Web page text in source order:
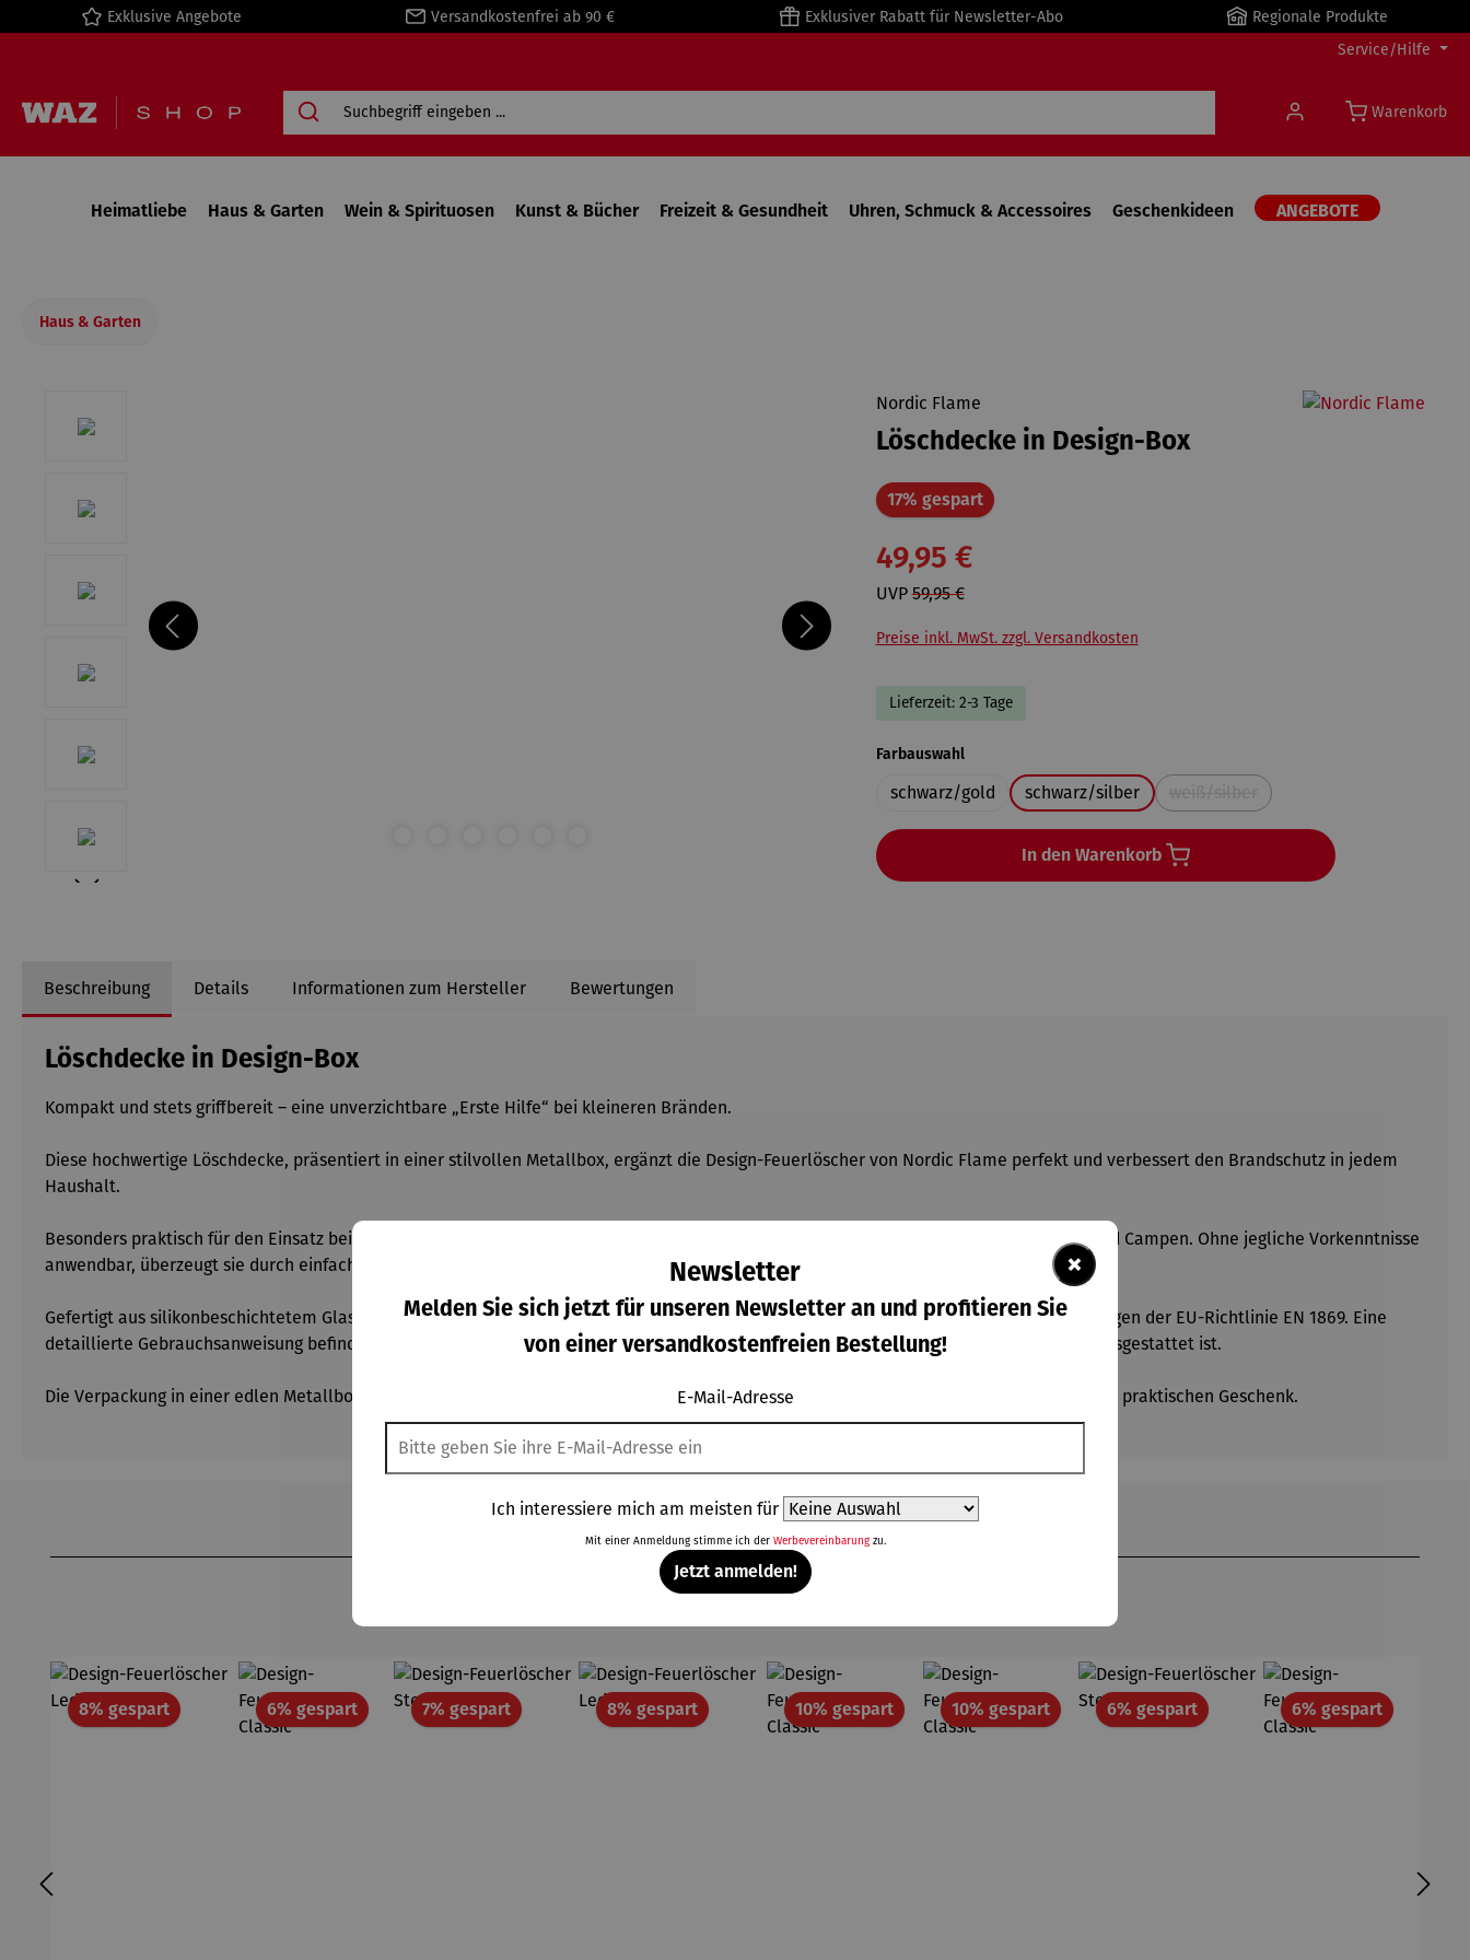
Zur Hauptnavigation springen
Exklusive Angebote Versandkostenfrei ab 90 € Exklusiver Rabatt für Newsletter-Abo
Regionale Produkte
Service/Hilfe
Warenkorb
Heimatliebe Haus & Garten Wein & Spirituosen Kunst & Bücher Freizeit & Gesundheit Uhren, Schmuck & Accessoires Geschenkideen ANGEBOTE
Haus & Garten
Nordic Flame
Löschdecke in Design-Box
17% gespartRabatt
49,95 €
UVP59,95 €
Preise inkl. MwSt. zzgl. Versandkosten
Lieferzeit: 2-3 Tage
Farbauswahlauswählen
schwarz/gold schwarz/silber
(Diese Option ist zurzeit nicht
In den Warenkorb
Beschreibung Details Informationen zum Hersteller Bewertungen
Löschdecke in Design-Box
Kompakt und stets griffbereit – eine unverzichtbare „Erste Hilfe“ bei kleineren Bränden.
Diese hochwertige Löschdecke, präsentiert in einer stilvollen Metallbox, ergänzt die Design-Feuerlöscher von Nordic Flame perfekt und verbessert den Brandschutz in jedem
Haushalt.
Besonders praktisch für den Einsatz bei Fettbränden in der Küche, offenen Feuerstellen oder während Outdoor-Aktivitäten wie Grillen und Campen. Ohne jegliche Vorkenntnisse
anwendbar, überzeugt sie durch einfache Handhabung und Zuverlässigkeit.
Gefertigt aus silikonbeschichtetem Glasfasergewebe, bietet die Löschdecke eine hohe Hitzebeständigkeit und entspricht den Anforderungen der EU-Richtlinie EN 1869. Eine
detaillierte Gebrauchsanweisung befindet sich auf der Rückseite der Box, die zusätzlich mit einer leicht montierbaren Wandhalterung ausgestattet ist.
Die Verpackung in einer edlen Metallbox mit Metallemblem macht sie nicht nur funktional, sondern auch zu einem geschmackvollen und praktischen Geschenk.
Weitere Produkte
8% gespartRabatt 6% gespartRabatt 7% gespartRabatt 8% gespartRabatt 10% gespartRabatt 10% gespartRabatt 6% gespartRabatt 6% gespartRabatt
×
Newsletter
Melden Sie sich jetzt für unseren Newsletter an und profitieren Sie
von einer versandkostenfreien Bestellung!
E-Mail-Adresse
Ich interessiere mich am meisten für
Mit einer Anmeldung stimme ich der Werbevereinbarungzu.
Jetzt anmelden!